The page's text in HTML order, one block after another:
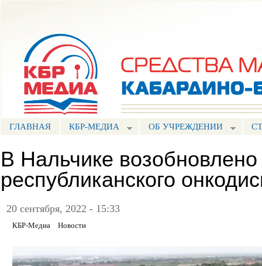
ГЛАВНАЯ КБР-МЕДИА ОБ УЧРЕЖДЕНИИ
В Нальчике возобновлено
республиканского
20 сентября, 2022 - 15:33
КБР-Медиа Новости